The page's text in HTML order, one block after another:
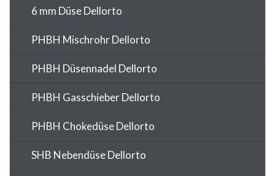
6 mm Düse Dellorto
PHBH Mischrohr Dellorto
PHBH Düsennadel Dellorto
PHBH Gasschieber Dellorto
PHBH Chokedüse Dellorto
SHB Nebendüse Dellorto